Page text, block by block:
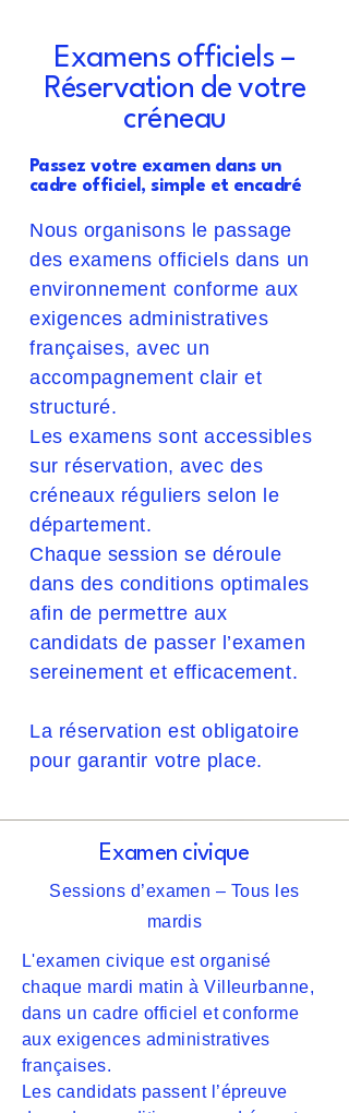
Examens officiels –
Réservation de votre
créneau
Passez votre examen dans un
cadre officiel, simple et encadré
Nous organisons le passage
des examens officiels dans un
environnement conforme aux
exigences administratives
françaises, avec un
accompagnement clair et
structuré.
Les examens sont accessibles
sur réservation, avec des
créneaux réguliers selon le
département.
Chaque session se déroule
dans des conditions optimales
afin de permettre aux
candidats de passer l’examen
sereinement et efficacement.
La réservation est obligatoire
pour garantir votre place.
Examen civique
Sessions d’examen – Tous les
mardis
L'examen civique est organisé
chaque mardi matin à Villeurbanne,
dans un cadre officiel et conforme
aux exigences administratives
françaises.
Les candidats passent l’épreuve